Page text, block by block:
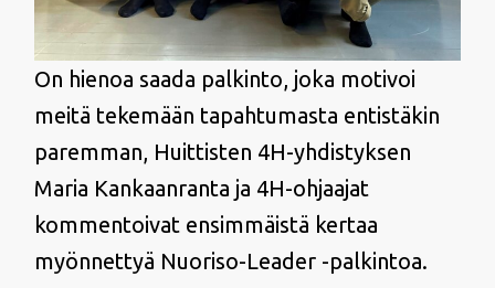
On hienoa saada palkinto, joka motivoi
meitä tekemään tapahtumasta entistäkin
paremman, Huittisten 4H-yhdistyksen
Maria Kankaanranta ja 4H-ohjaajat
kommentoivat ensimmäistä kertaa
myönnettyä Nuoriso-Leader -palkintoa.